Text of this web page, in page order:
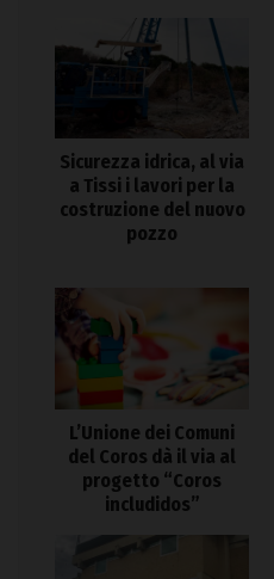
Sicurezza idrica, al via
a Tissi i lavori per la
costruzione del nuovo
pozzo
L’Unione dei Comuni
del Coros dà il via al
progetto “Coros
includidos”